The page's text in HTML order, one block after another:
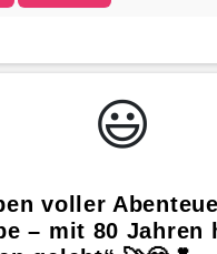
😃️
voller
– mit 80 Jahren